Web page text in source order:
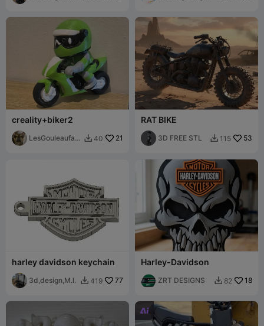
creality+biker2
LesGouleaufam  40 21
RAT BIKE
3D FREE STL  115 53
harley davidson keychain
3d,design,M.l.  419 77
Harley-Davidson
ZRT DESIGNS  82 18
